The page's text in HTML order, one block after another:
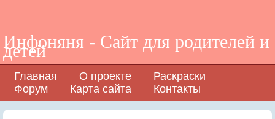
Инфоняня - Сайт для родителей и
детей
Главная О проекте
Раскраски
Форум
Карта сайта Контакты